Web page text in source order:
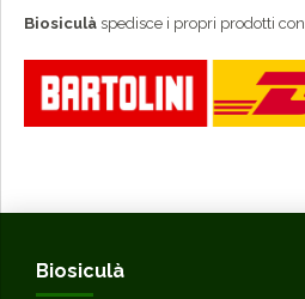
Biosiculà spedisce i propri prodotti con
Biosiculà